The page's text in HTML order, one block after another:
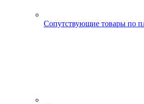
Сопутствующие товары по